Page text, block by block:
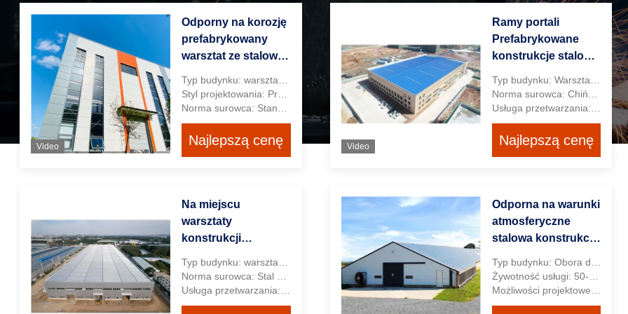
Video
Odporny na korozję
prefabrykowany
warsztat ze stalową
magazynową,
standard
amerykański
Najlepszą cenę Video
Ramy portali
Prefabrykowane
konstrukcje stalowe
budynek na
zamówienie
Najlepszą cenę
Na miejscu
warsztaty
konstrukcji
budynki rolnicze
prefabrykowane
ODM
Odporna na warunki
atmosferyczne
stalowa konstrukcja
prefabrykowane
budynki
warsztatowe